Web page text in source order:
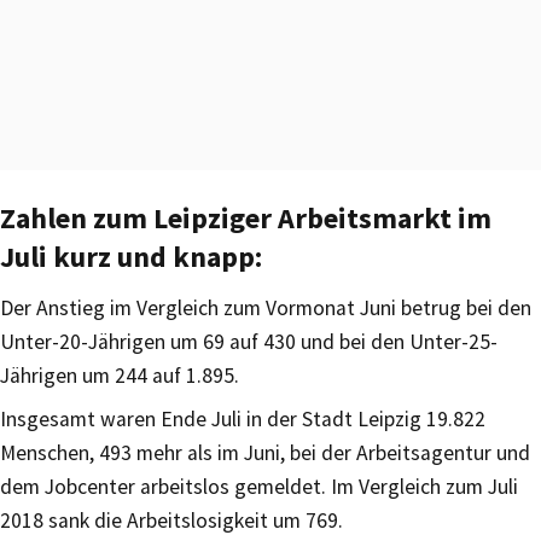
Zahlen zum Leipziger Arbeitsmarkt im
Juli kurz und knapp:
Der Anstieg im Vergleich zum Vormonat Juni betrug bei den
Unter-20-Jährigen um 69 auf 430 und bei den Unter-25-
Jährigen um 244 auf 1.895.
Insgesamt waren Ende Juli in der Stadt Leipzig 19.822
Menschen, 493 mehr als im Juni, bei der Arbeitsagentur und
dem Jobcenter arbeitslos gemeldet. Im Vergleich zum Juli
2018 sank die Arbeitslosigkeit um 769.